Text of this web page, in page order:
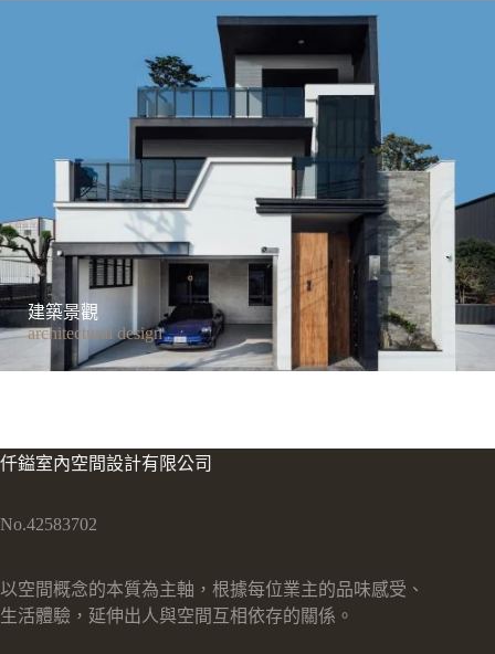
建築景觀
architectural design
仟鎰室內空間設計有限公司
No.42583702
以空間概念的本質為主軸，根據每位業主的品味感受、
生活體驗，延伸出人與空間互相依存的關係。